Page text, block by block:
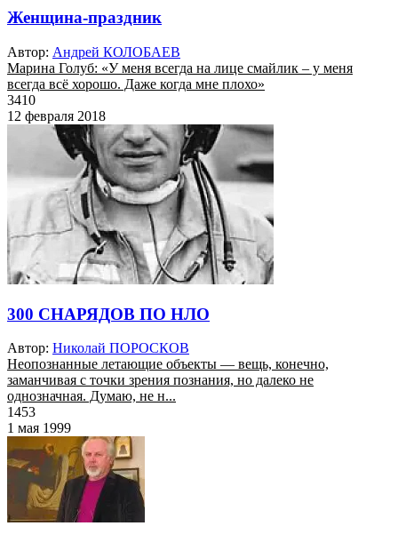
Женщина-праздник
Автор: Андрей КОЛОБАЕВ
Марина Голуб: «У меня всегда на лице смайлик – у меня
всегда всё хорошо. Даже когда мне плохо»
3410
12 февраля 2018
300 СНАРЯДОВ ПО НЛО
Автор: Николай ПОРОСКОВ
Неопознанные летающие объекты — вещь, конечно,
заманчивая с точки зрения познания, но далеко не
однозначная. Думаю, не н...
1453
1 мая 1999